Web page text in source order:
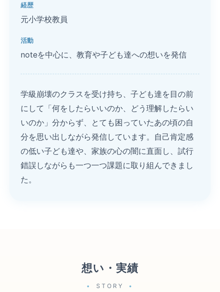
経歴
元小学校教員
活動
noteを中心に、教育や子ども達への想いを発信
学級崩壊のクラスを受け持ち、子ども達を目の前
にして「何をしたらいいのか、どう理解したらい
いのか」分からず、とても困っていたあの頃の自
分を思い出しながら発信しています。自己肯定感
の低い子ども達や、家族の心の闇に直面し、試行
錯誤しながらも一つ一つ課題に取り組んできまし
た。
想い・実績
STORY